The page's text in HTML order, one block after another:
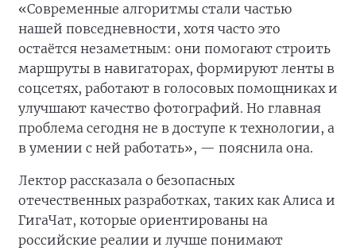
«Современные алгоритмы стали частью
нашей повседневности, хотя часто это
остаётся незаметным: они помогают строить
маршруты в навигаторах, формируют ленты в
соцсетях, работают в голосовых помощниках и
улучшают качество фотографий. Но главная
проблема сегодня не в доступе к технологии, а
в умении с ней работать», — пояснила она.
Лектор рассказала о безопасных
отечественных разработках, таких как Алиса и
ГигаЧат, которые ориентированы на
российские реалии и лучше понимают